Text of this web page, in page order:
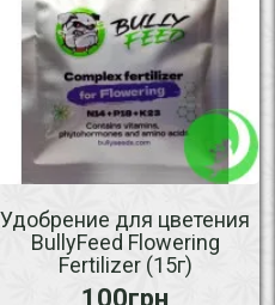
Удобрение для цветения
BullyFeed Flowering
Fertilizer (15г)
100грн